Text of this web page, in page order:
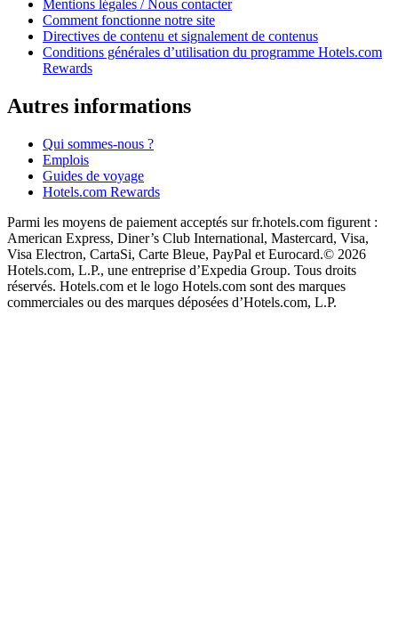
Mentions légales / Nous contacter
Comment fonctionne notre site
Directives de contenu et signalement de contenus
Conditions générales d’utilisation du programme Hotels.com
Rewards
Autres informations
Qui sommes-nous ?
Emplois
Guides de voyage
Hotels.com Rewards
Parmi les moyens de paiement acceptés sur fr.hotels.com figurent :
American Express, Diner’s Club International, Mastercard, Visa,
Visa Electron, CartaSi, Carte Bleue, PayPal et Eurocard.© 2026
Hotels.com, L.P., une entreprise d’Expedia Group. Tous droits
réservés. Hotels.com et le logo Hotels.com sont des marques
commerciales ou des marques déposées d’Hotels.com, L.P.